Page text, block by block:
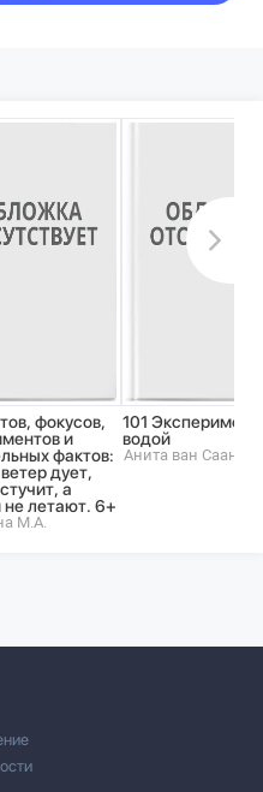
фокусов,
и
фактов:
дует,
а
не летают. 6+
М.А.
101 Эксперимент
водой
Анита ван Саан